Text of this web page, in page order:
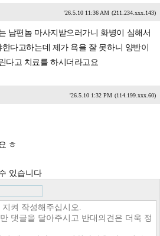
'26.5.10 11:36 AM (211.234.xxx.143)
남편놈 마사지받으러가니 화병이 심해서
다고하는데 제가 욕을 잘 못하니 양반이
다고 치료를 하시더라고요
'26.5.10 1:32 PM (114.199.xxx.60)
ㅎ
있습니다